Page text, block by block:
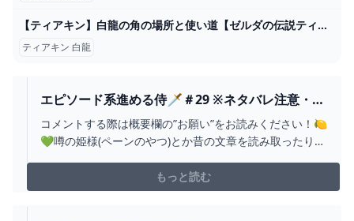
【ティアキン】白龍の角の場所と使い道【ゼルダの伝説ティアーズオブザキングダム】｜ゲームエイト
ティアキン 白龍
エピソード系進める侍🗡＃29 ※ネタバレ注意・禁
止【ゼルダの伝説：ティアーズオブザキングダ
ム】 - YOUTUBE
コメントする際は概要欄の”お願い”をお読みください！🍋
💚噂の姫様(ペーンのやつ)とか昔の文章を読み取ったりと
🍋お願い🍋1.人と接している、ということを意識して言
葉使いには気をつけて下さい。配信者や他の方が不快に
もっと読む